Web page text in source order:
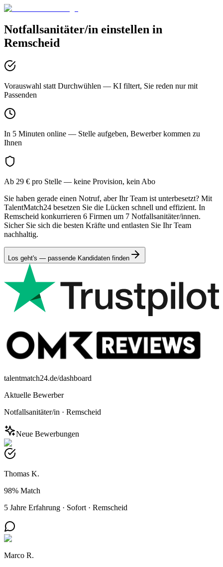
Notfallsanitäter/in einstellen in
Remscheid
Vorauswahl statt Durchwühlen — KI filtert, Sie reden nur mit
Passenden
In 5 Minuten online — Stelle aufgeben, Bewerber kommen zu
Ihnen
Ab 29 € pro Stelle — keine Provision, kein Abo
Sie haben gerade einen Notruf, aber Ihr Team ist unterbesetzt? Mit
TalentMatch24 besetzen Sie die Lücken schnell und effizient. In
Remscheid konkurrieren 6 Firmen um 7 Notfallsanitäter/innen.
Sicher Sie sich die besten Kräfte und entlasten Sie Ihr Team
nachhaltig.
Los geht's — passende Kandidaten finden
talentmatch24.de/dashboard
Aktuelle Bewerber
Notfallsanitäter/in · Remscheid
Neue Bewerbungen
Thomas K.
98% Match
5 Jahre Erfahrung · Sofort · Remscheid
Marco R.